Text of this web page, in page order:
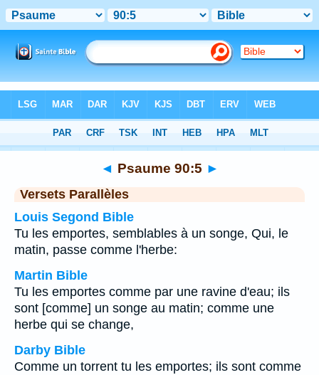
Chapitre 90> Verset 5
◄ Psaume 90:5 ►
Versets Parallèles
Louis Segond Bible
Tu les emportes, semblables à un songe, Qui, le
matin, passe comme l'herbe:
Martin Bible
Tu les emportes comme par une ravine d'eau; ils
sont [comme] un songe au matin; comme une
herbe qui se change,
Darby Bible
Comme un torrent tu les emportes; ils sont comme